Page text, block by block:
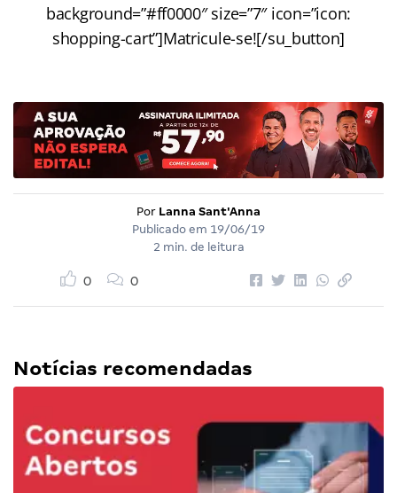
background=”#ff0000″ size=”7″ icon=”icon:
shopping-cart”]Matricule-se![/su_button]
Por Lanna Sant'Anna
Publicado em 19/06/19
2 min. de leitura
0 0
Notícias recomendadas